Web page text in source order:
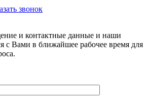
звонок
и контактные данные и наши
с Вами в ближайшее рабочее время для